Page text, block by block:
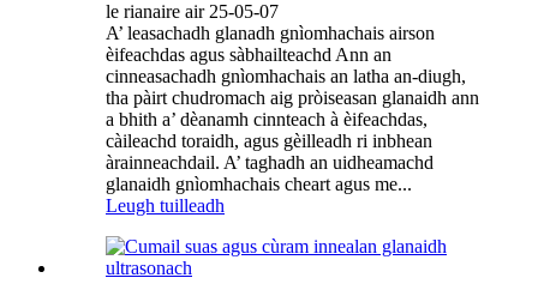
le rianaire air 25-05-07
A’ leasachadh glanadh gnìomhachais airson
èifeachdas agus sàbhailteachd Ann an
cinneasachadh gnìomhachais an latha an-diugh,
tha pàirt chudromach aig pròiseasan glanaidh ann
a bhith a’ dèanamh cinnteach à èifeachdas,
càileachd toraidh, agus gèilleadh ri inbhean
àrainneachdail. A’ taghadh an uidheamachd
glanaidh gnìomhachais cheart agus me...
Leugh tuilleadh